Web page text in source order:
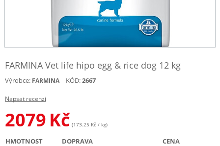
FARMINA Vet life hipo egg & rice dog 12 kg
Výrobce: FARMINA KÓD:2667
Napsat recenzi
2079 Kč (173.25 Kč / kg)
HMOTNOST DOPRAVA CENA